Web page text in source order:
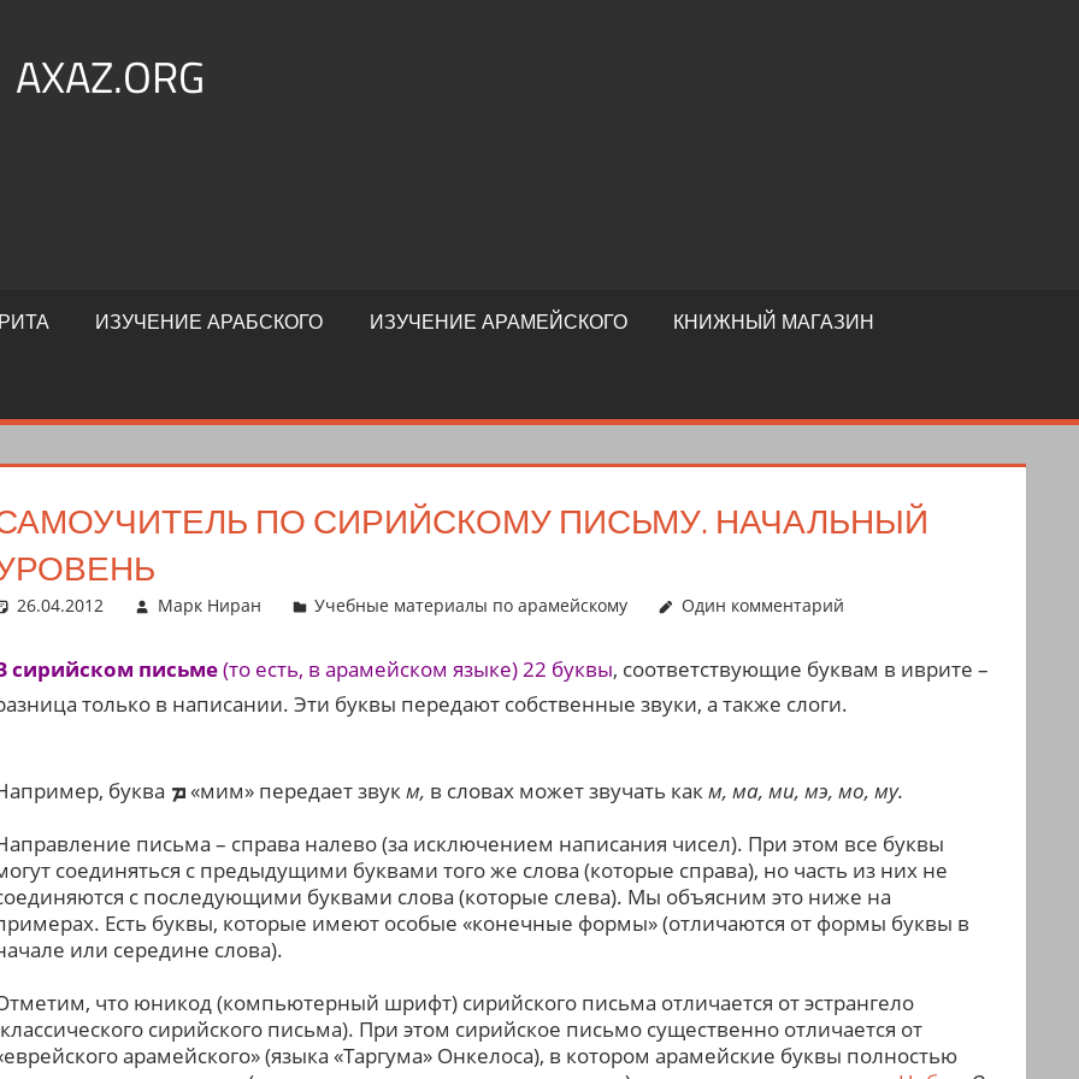
AXAZ.ORG
ИЗУЧЕНИЕ АРАБСКОГО ИЗУЧЕНИЕ АРАМЕЙСКОГО КНИЖНЫЙ МАГАЗИН
ПО СИРИЙСКОМУ ПИСЬМУ. НАЧАЛЬНЫЙ
26.04.2012 Марк Ниран Учебные материалы по арамейскому Один комментарий
сирийском письме(то есть, в арамейском языке) 22 буквы, соответствующие буквам в иврите –
только в написании. Эти буквы передают собственные звуки, а также слоги.
буква ܡ«мим» передает звукм, в словах может звучать какм, ма, ми, мэ, мо, му.
письма – справа налево(за исключением написания чисел). При этом все буквы
соединяться с предыдущими буквами того же слова (которые справа), но часть из них не
с последующими буквами слова (которые слева). Мы объясним это ниже на
Есть буквы, которые имеют особые «конечные формы» (отличаются от формы буквы в
или середине слова).
что юникод (компьютерный шрифт) сирийского письма отличается от эстрангело
сирийского письма). При этом сирийское письмо существенно отличается от
арамейского» (языка «Таргума» Онкелоса), в котором арамейские буквы полностью